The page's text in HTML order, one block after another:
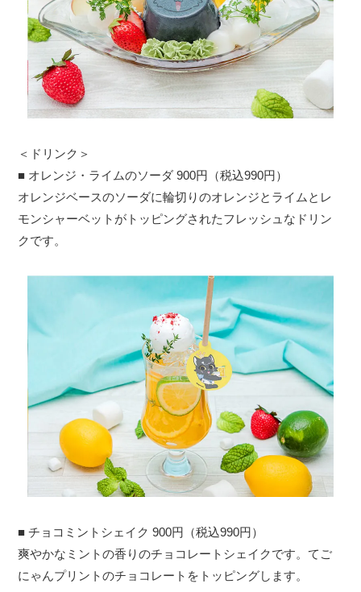
＜ドリンク＞
■ オレンジ・ライムのソーダ 900円（税込990円）
オレンジベースのソーダに輪切りのオレンジとライムとレ
モンシャーベットがトッピングされたフレッシュなドリン
クです。
■ チョコミントシェイク 900円（税込990円）
爽やかなミントの香りのチョコレートシェイクです。てご
にゃんプリントのチョコレートをトッピングします。